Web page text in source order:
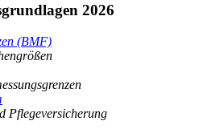
2026
(BMF)
Pflegeversicherung